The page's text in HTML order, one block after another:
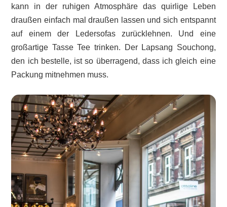
kann in der ruhigen Atmosphäre das quirlige Leben
draußen einfach mal draußen lassen und sich entspannt
auf einem der Ledersofas zurücklehnen. Und eine
großartige Tasse Tee trinken. Der Lapsang Souchong,
den ich bestelle, ist so überragend, dass ich gleich eine
Packung mitnehmen muss.